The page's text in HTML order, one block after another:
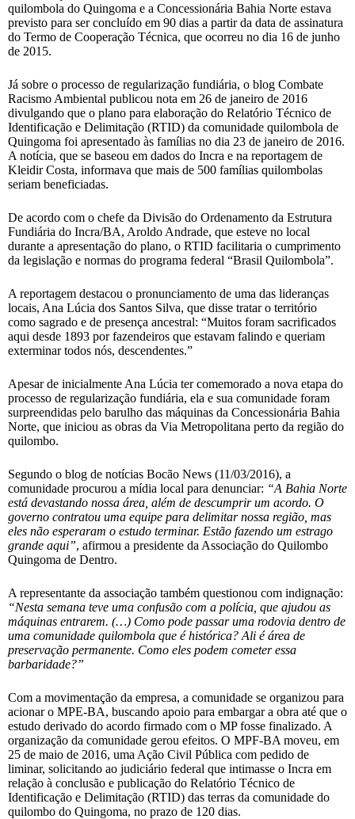
quilombola do Quingoma e a Concessionária Bahia Norte estava
previsto para ser concluído em 90 dias a partir da data de assinatura
do Termo de Cooperação Técnica, que ocorreu no dia 16 de junho
de 2015.
Já sobre o processo de regularização fundiária, o blog Combate
Racismo Ambiental publicou nota em 26 de janeiro de 2016
divulgando que o plano para elaboração do Relatório Técnico de
Identificação e Delimitação (RTID) da comunidade quilombola de
Quingoma foi apresentado às famílias no dia 23 de janeiro de 2016.
A notícia, que se baseou em dados do Incra e na reportagem de
Kleidir Costa, informava que mais de 500 famílias quilombolas
seriam beneficiadas.
De acordo com o chefe da Divisão do Ordenamento da Estrutura
Fundiária do Incra/BA, Aroldo Andrade, que esteve no local
durante a apresentação do plano, o RTID facilitaria o cumprimento
da legislação e normas do programa federal “Brasil Quilombola”.
A reportagem destacou o pronunciamento de uma das lideranças
locais, Ana Lúcia dos Santos Silva, que disse tratar o território
como sagrado e de presença ancestral: “Muitos foram sacrificados
aqui desde 1893 por fazendeiros que estavam falindo e queriam
exterminar todos nós, descendentes.”
Apesar de inicialmente Ana Lúcia ter comemorado a nova etapa do
processo de regularização fundiária, ela e sua comunidade foram
surpreendidas pelo barulho das máquinas da Concessionária Bahia
Norte, que iniciou as obras da Via Metropolitana perto da região do
quilombo.
Segundo o blog de notícias Bocão News (11/03/2016), a
comunidade procurou a mídia local para denunciar: “A Bahia Norte
está devastando nossa área, além de descumprir um acordo. O
governo contratou uma equipe para delimitar nossa região, mas
eles não esperaram o estudo terminar. Estão fazendo um estrago
grande aqui”, afirmou a presidente da Associação do Quilombo
Quingoma de Dentro.
A representante da associação também questionou com indignação:
“Nesta semana teve uma confusão com a polícia, que ajudou as
máquinas entrarem. (…) Como pode passar uma rodovia dentro de
uma comunidade quilombola que é histórica? Ali é área de
preservação permanente. Como eles podem cometer essa
barbaridade?”
Com a movimentação da empresa, a comunidade se organizou para
acionar o MPE-BA, buscando apoio para embargar a obra até que o
estudo derivado do acordo firmado com o MP fosse finalizado. A
organização da comunidade gerou efeitos. O MPF-BA moveu, em
25 de maio de 2016, uma Ação Civil Pública com pedido de
liminar, solicitando ao judiciário federal que intimasse o Incra em
relação à conclusão e publicação do Relatório Técnico de
Identificação e Delimitação (RTID) das terras da comunidade do
quilombo do Quingoma, no prazo de 120 dias.